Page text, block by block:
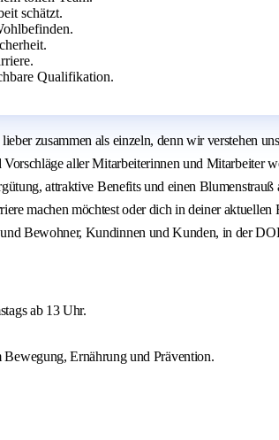
schätzt.
Qualifikation.
zusammen als einzeln, denn wir verstehen
aller Mitarbeiterinnen und
attraktive Benefits und einen
machen möchtest oder dich in deiner
und Bewohner, Kundinnen und Kunden, in der
ab 13 Uhr.
Ernährung und Prävention.